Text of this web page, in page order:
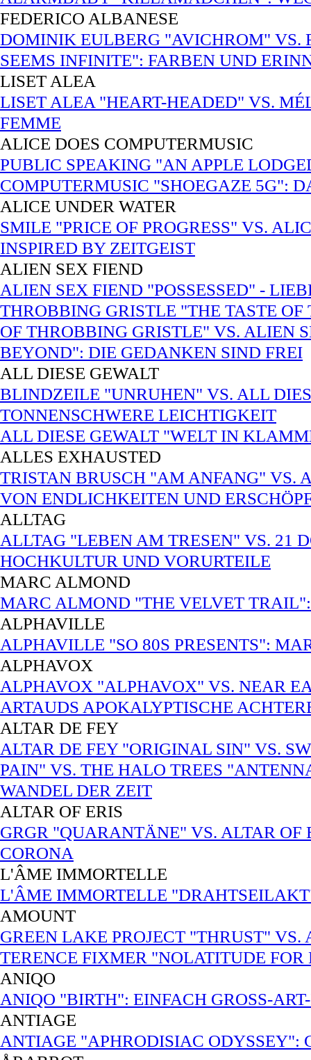
FEDERICO ALBANESE
DOMINIK EULBERG "AVICHROM" VS.
SEEMS INFINITE": FARBEN UND
LISET ALEA
LISET ALEA "HEART-HEADED" VS.
FEMME
ALICE DOES COMPUTERMUSIC
PUBLIC SPEAKING "AN APPLE
COMPUTERMUSIC "SHOEGAZE 5G":
ALICE UNDER WATER
SMILE "PRICE OF PROGRESS" VS.
INSPIRED BY ZEITGEIST
ALIEN SEX FIEND
ALIEN SEX FIEND "POSSESSED" -
THROBBING GRISTLE "THE TASTE
OF THROBBING GRISTLE" VS. ALIEN
BEYOND": DIE GEDANKEN SIND FREI
ALL DIESE GEWALT
BLINDZEILE "UNRUHEN" VS. ALL
TONNENSCHWERE LEICHTIGKEIT
ALL DIESE GEWALT "WELT IN
ALLES EXHAUSTED
TRISTAN BRUSCH "AM ANFANG" VS.
VON ENDLICHKEITEN UND
ALLTAG
ALLTAG "LEBEN AM TRESEN" VS. 21
HOCHKULTUR UND VORURTEILE
MARC ALMOND
MARC ALMOND "THE VELVET TRAIL":
ALPHAVILLE
ALPHAVILLE "SO 80S PRESENTS":
ALPHAVOX
ALPHAVOX "ALPHAVOX" VS. NEAR
ARTAUDS APOKALYPTISCHE
ALTAR DE FEY
ALTAR DE FEY "ORIGINAL SIN" VS.
PAIN" VS. THE HALO TREES
WANDEL DER ZEIT
ALTAR OF ERIS
GRGR "QUARANTÄNE" VS. ALTAR
CORONA
L'ÂME IMMORTELLE
L'ÂME IMMORTELLE
AMOUNT
GREEN LAKE PROJECT "THRUST"
TERENCE FIXMER "NOLATITUDE
ANIQO
ANIQO "BIRTH": EINFACH GROSS-
ANTIAGE
ANTIAGE "APHRODISIAC ODYSSEY":